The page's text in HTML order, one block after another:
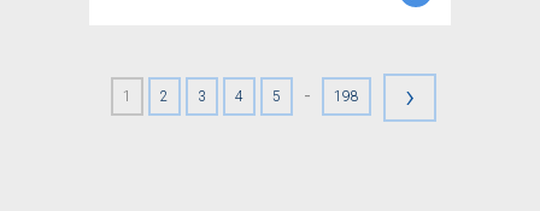
1 2 3 4 5 - 198 ›